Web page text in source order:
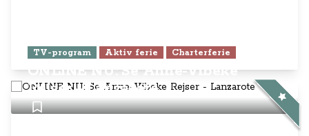
TV-program Aktiv ferie Charterferie
ONLINE NU: Se Anne-Vibeke
Rejser - Lanzarote